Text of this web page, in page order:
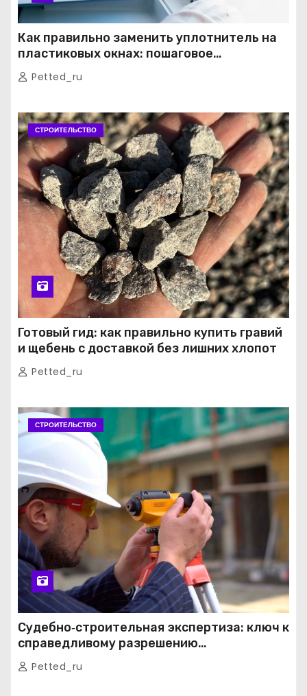
Как правильно заменить уплотнитель на
пластиковых окнах: пошаговое
руководство от экспертов
Petted_ru
СТРОИТЕЛЬСТВО
Готовый гид: как правильно купить гравий
и щебень с доставкой без лишних хлопот
Petted_ru
СТРОИТЕЛЬСТВО
Судебно‑строительная экспертиза: ключ к
справедливому разрешению
строительных споров
Petted_ru